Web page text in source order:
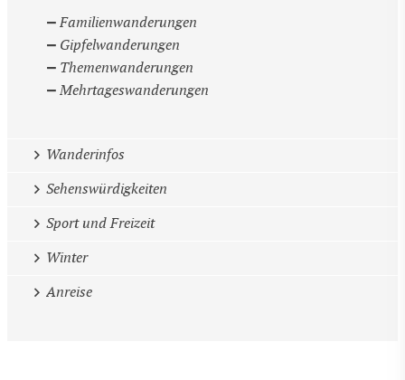
Familienwanderungen
Gipfelwanderungen
Themenwanderungen
Mehrtageswanderungen
Wanderinfos
Sehenswürdigkeiten
Sport und Freizeit
Winter
Anreise